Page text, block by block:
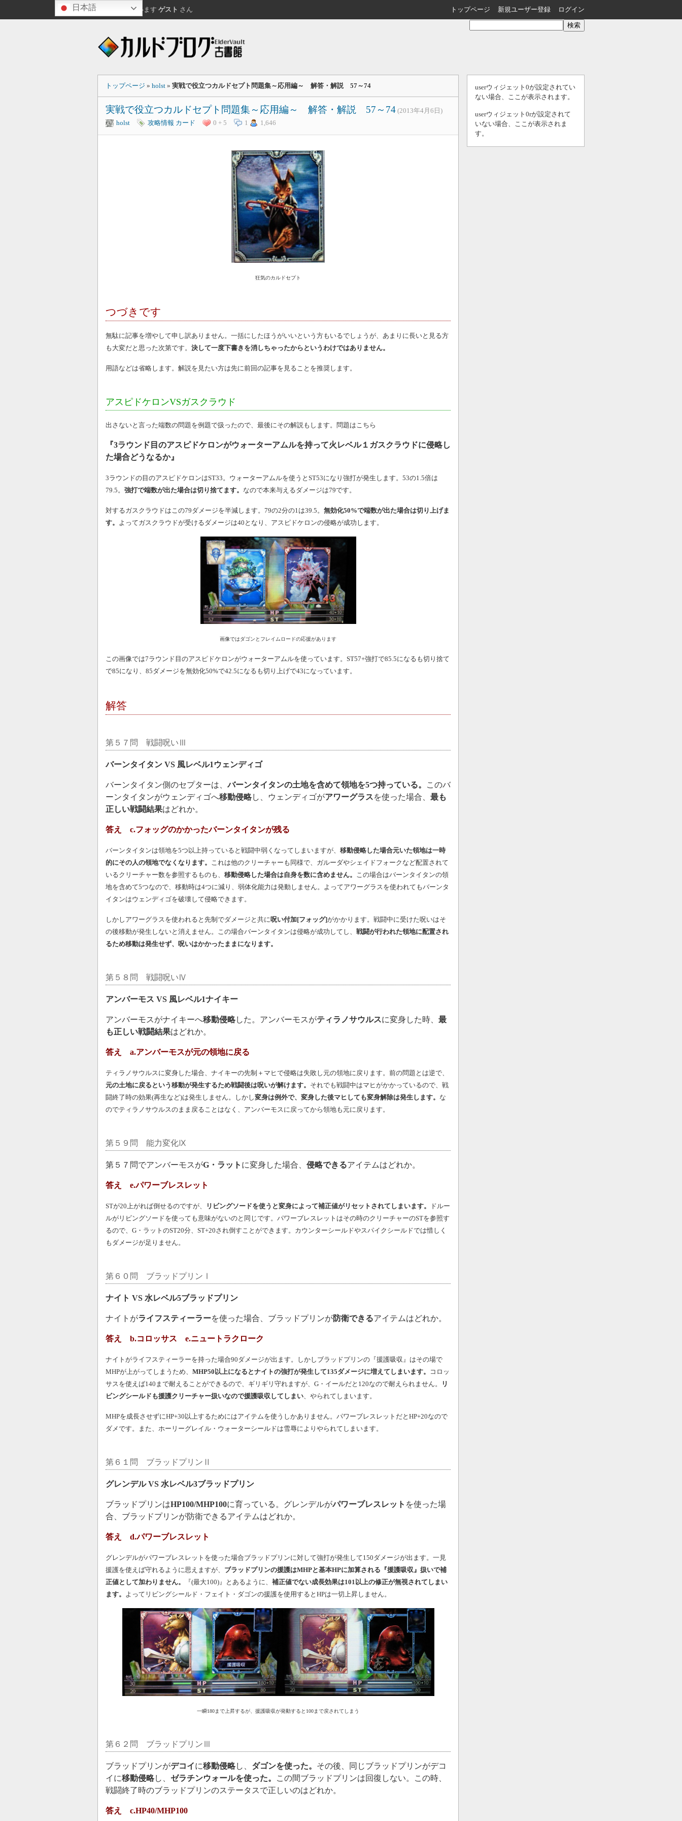
おはようございます ゲスト さん トップページ 新規ユーザー登録 ログイン
トップページ » holst » 実戦で役立つカルドセプト問題集～応用編～ 解答・解説 57～74
実戦で役立つカルドセプト問題集～応用編～ 解答・解説 57～74 (2013年4月6日)
holst
攻略情報 カード 0 + 5 1 1,646
狂気のカルドセプト
つづきです
無駄に記事を増やして申し訳ありません。一括にしたほうがいいという方もいるでしょうが、あまりに長いと見る方
も大変だと思った次第です。 決して一度下書きを消しちゃったからというわけではありません。
用語などは省略します。解説を見たい方は先に前回の記事を見ることを推奨します。
アスピドケロンVSガスクラウド
出さないと言った端数の問題を例題で扱ったので、最後にその解説もします。問題はこちら
『3ラウンド目のアスピドケロンがウォーターアムルを持って火レベル１ガスクラウドに侵略し
た場合どうなるか』
3ラウンドの目のアスピドケロンはST33。ウォーターアムルを使うとST53になり強打が発生します。53の1.5倍は
79.5。 強打で端数が出た場合は切り捨てます。 なので本来与えるダメージは79です。
対するガスクラウドはこの79ダメージを半減します。79の2分の1は39.5。 無効化50%で端数が出た場合は切り上げま
す。
よってガスクラウドが受けるダメージは40となり、アスピドケロンの侵略が成功します。
画像ではダゴンとフレイムロードの応援があります
この画像では7ラウンド目のアスピドケロンがウォーターアムルを使っています。ST57+強打で85.5になるも切り捨て
で85になり、85ダメージを無効化50%で42.5になるも切り上げで43になっています。
解答
第５７問 戦闘呪いⅢ
バーンタイタン VS 風レベル1ウェンディゴ
バーンタイタン側のセプターは、バーンタイタンの土地を含めて領地を5つ持っている。
このバ
ーンタイタンがウェンディゴへ移動侵略し、ウェンディゴがアワーグラスを使った場合、 最も
正しい戦闘結果はどれか。
答え c.フォッグのかかったバーンタイタンが残る
バーンタイタンは領地を5つ以上持っていると戦闘中弱くなってしまいますが、 移動侵略した場合元いた領地は一時
的にその人の領地でなくなります。 これは他のクリーチャーも同様で、ガルーダやシェイドフォークなど配置されて
いるクリーチャー数を参照するものも、 移動侵略した場合は自身を数に含めません。 この場合はバーンタイタンの領
地を含めて5つなので、移動時は4つに減り、弱体化能力は発動しません。よってアワーグラスを使われてもバーンタ
イタンはウェンディゴを破壊して侵略できます。
しかしアワーグラスを使われると先制でダメージと共に呪い付加[フォッグ]がかかります。戦闘中に受けた呪いはそ
の後移動が発生しないと消えません。この場合バーンタイタンは侵略が成功してし、 戦闘が行われた領地に配置され
るため移動は発生せず、呪いはかかったままになります。
第５８問 戦闘呪いⅣ
アンバーモス VS 風レベル1ナイキー
アンバーモスがナイキーへ移動侵略した。アンバーモスがティラノサウルスに変身した時、 最
も正しい戦闘結果はどれか。
答え a.アンバーモスが元の領地に戻る
ティラノサウルスに変身した場合、ナイキーの先制＋マヒで侵略は失敗し元の領地に戻ります。前の問題とは逆で、
元の土地に戻るという移動が発生するため戦闘後は呪いが解けます。 それでも戦闘中はマヒがかかっているので、戦
闘終了時の効果(再生など)は発生しません。しかし変身は例外で、変身した後マヒしても変身解除は発生します。 な
のでティラノサウルスのまま戻ることはなく、アンバーモスに戻ってから領地も元に戻ります。
第５９問 能力変化Ⅸ
第５７問でアンバーモスがG・ラット に変身した場合、 侵略できるアイテムはどれか。
答え e.パワーブレスレット
STが20上がれば倒せるのですが、 リビングソードを使うと変身によって補正値がリセットされてしまいます。
ドルー
ルがリビングソードを使っても意味がないのと同じです。パワーブレスレットはその時のクリーチャーのSTを参照す
るので、G・ラットのST20分、ST+20され倒すことができます。カウンターシールドやスパイクシールドでは惜しく
もダメージが足りません。
第６０問 ブラッドプリンⅠ
ナイト VS 水レベル5ブラッドプリン
ナイトがライフスティーラーを使った場合、ブラッドプリンが防衛できるアイテムはどれか。
答え b.コロッサス e.ニュートラクローク
ナイトがライフスティーラーを持った場合90ダメージが出ます。しかしブラッドプリンの『援護吸収』はその場で
MHPが上がってしまうため、 MHP50以上になるとナイトの強打が発生して135ダメージに増えてしまいます。
コロッ
サスを使えば140まで耐えることができるので、ギリギリ守れますが、G・イールだと120なので耐えられません。
リ
ビングシールドも援護クリーチャー扱いなので援護吸収してしまい、やられてしまいます。
MHPを成長させずにHP+30以上するためにはアイテムを使うしかありません。パワーブレスレットだとHP+20なので
ダメです。
また、ホーリーグレイル・ウォーターシールドは雪辱によりやられてしまいます。
第６１問 ブラッドプリンⅡ
グレンデル VS 水レベル3ブラッドプリン
ブラッドプリンはHP100/MHP100に育っている。グレンデルがパワーブレスレット を使った場
合、ブラッドプリンが防衛できるアイテムはどれか。
答え d.パワーブレスレット
グレンデルがパワーブレスレットを使った場合ブラッドプリンに対して強打が発生して150ダメージが出ます。一見
援護を使えば守れるように思えますが、 ブラッドプリンの援護はMHPと基本HPに加算される『援護吸収』扱いで補
正値として加わりません。
『(最大100)』とあるように、 補正値でない成長効果は101以上の修正が無視されてしまい
ます。 よってリビングシールド・フェイト・ダゴンの援護を使用するとHPは一切上昇しません。
一瞬180まで上昇するが、援護吸収が発動すると100まで戻されてしまう
第６２問 ブラッドプリンⅢ
ブラッドプリンがデコイに移動侵略し、 ダゴンを使った。 その後、同じブラッドプリンがデコ
イに移動侵略し、 ゼラチンウォールを使った。
この間ブラッドプリンは回復しない。この時、
戦闘終了時のブラッドプリンのステータスで正しいのはどれか。
答え c.HP40/MHP100
userウィジェット0が設定されてい
ない場合、ここが表示されます。
userウィジェット0rが設定されて
いない場合、ここが表示されま
す。
日本語